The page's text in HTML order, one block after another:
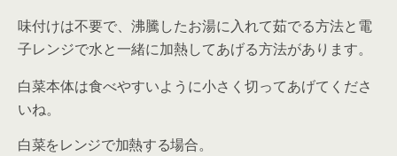
味付けは不要で、沸騰したお湯に入れて茹でる方法と電
子レンジで水と一緒に加熱してあげる方法があります。
白菜本体は食べやすいように小さく切ってあげてくださ
いね。
白菜をレンジで加熱する場合。